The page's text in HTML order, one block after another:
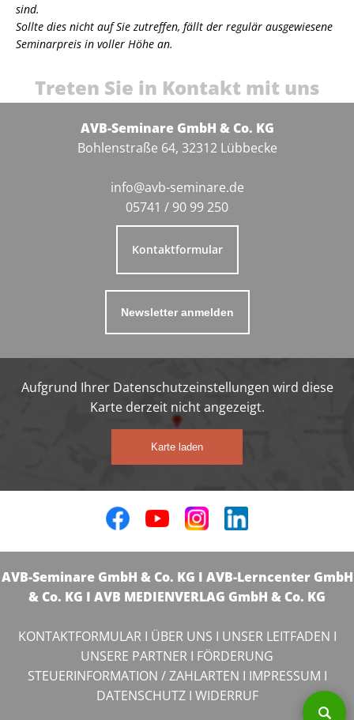
sind.
Sollte dies nicht auf Sie zutreffen, fällt der regulär ausgewiesene
Seminarpreis in voller Höhe an.
Treten Sie in Kontakt mit uns
AVB-Seminare GmbH & Co. KG
Bohlenstraße 64, 32312 Lübbecke
info@avb-seminare.de
05741 / 90 99 250
Kontaktformular
Newsletter anmelden
Aufgrund Ihrer Datenschutzeinstellungen wird diese
Karte derzeit nicht angezeigt.
Karte laden
AVB-Seminare GmbH & Co. KG I AVB-Lerncenter GmbH
& Co. KG I AVB MEDIENVERLAG GmbH & Co. KG
KONTAKTFORMULARI ÜBER UNS I UNSER LEITFADEN I
UNSERE PARTNER I FÖRDERUNG
STEUERINFORMATION / ZAHLARTEN I IMPRESSUM I
DATENSCHUTZI WIDERRUF